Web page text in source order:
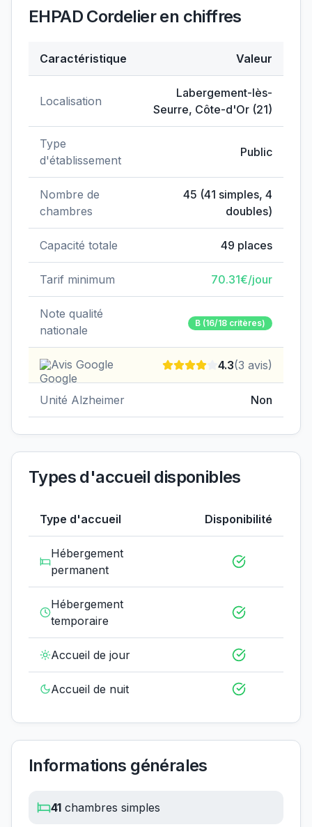
EHPAD Cordelieren chiffres
Caractéristique Valeur
Localisation
Labergement-lès-
Seurre, Côte-d'Or (21)
Type
d'établissement
Public
Nombre de
chambres
45 (41 simples, 4
doubles)
Capacité totale 49 places
Tarif minimum 70.31€/jour
Note qualité
nationale
B (16/18 critères)
Avis Google 4.3(3 avis)
Unité Alzheimer Non
Types d'accueil disponibles
Type d'accueil Disponibilité
Hébergement
permanent
Hébergement
temporaire
Accueil de jour
Accueil de nuit
Informations générales
41 chambres simples